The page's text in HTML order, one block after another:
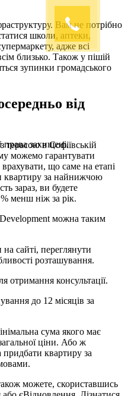
Вам не потрібно
школи, аптеки,
адже всі
близько. Також у пішій
зупинки громадського
від
в Софіївській
можемо гарантувати
що саме на етапі
квартиру за найнижчою
зараз, ви будете
менш ніж за рік.
можна таким
сайті, переглянути
розташування.
отримання консультації.
до 12 місяців за
сума якого має
ціни. Або ж
придбати квартиру за
можете, скориставшись
захищені.